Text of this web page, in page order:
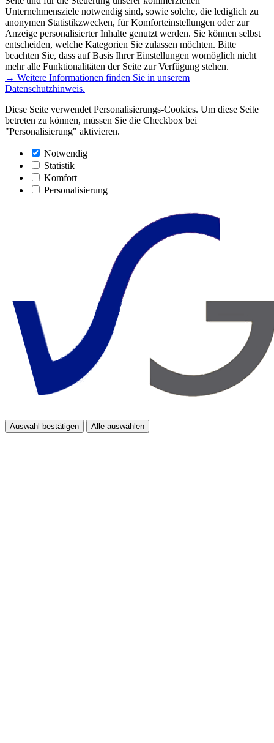
Unternehmensziele notwendig sind, sowie solche, die lediglich zu
anonymen Statistikzwecken, für Komforteinstellungen oder zur
Anzeige personalisierter Inhalte genutzt werden. Sie können selbst
entscheiden, welche Kategorien Sie zulassen möchten. Bitte
beachten Sie, dass auf Basis Ihrer Einstellungen womöglich nicht
mehr alle Funktionalitäten der Seite zur Verfügung stehen.
→ Weitere Informationen finden Sie in unserem
Datenschutzhinweis.
Diese Seite verwendet Personalisierungs-Cookies. Um diese Seite
betreten zu können, müssen Sie die Checkbox bei
"Personalisierung" aktivieren.
Notwendig
Statistik
Komfort
Personalisierung
Auswahl bestätigen Alle auswählen